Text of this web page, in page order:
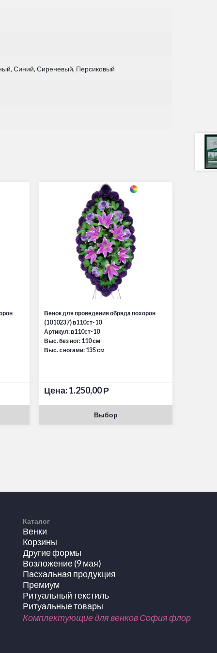
Синий, Сиреневый, Персиковый
Венок для проведения обряда похорон
(1010237) в110ст-10
Артикул: в110ст-10
Выс. без ног: 110 см
Выс. c ногами: 135 см
Цена:1.250,00Р
Выбор
Каталог
Венки
Корзины
Другие формы
Возложение (9 мая)
Пасхальная продукция
Премиум
Ритуальный текстиль
Ритуальные товары
Комплектующие для венков София флор